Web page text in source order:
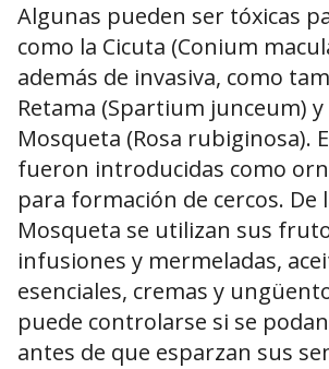
Algunas pueden ser tóxicas
como la Cicuta (Conium
además de invasiva, como
Retama (Spartium junceum) y
Mosqueta (Rosa rubiginosa).
fueron introducidas como
para formación de cercos. De
Mosqueta se utilizan sus
infusiones y mermeladas,
esenciales, cremas y
puede controlarse si se
antes de que esparzan sus